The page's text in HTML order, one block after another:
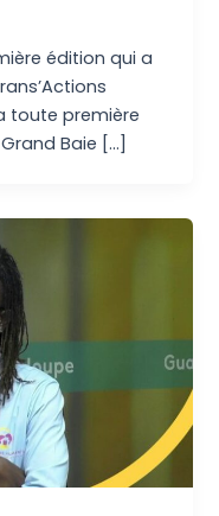
édition qui a
toute première
Baie […]